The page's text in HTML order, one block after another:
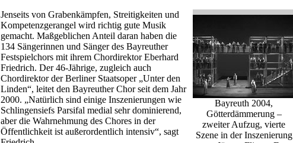
Bayreuth 2004,
Götterdämmerung –
zweiter Aufzug, vierte
Szene in der Inszenierung
Jenseits von Grabenkämpfen, Streitigkeiten und
Kompetenzgerangel wird richtig gute Musik
gemacht. Maßgeblichen Anteil daran haben die
134 Sängerinnen und Sänger des Bayreuther
Festspielchors mit ihrem Chordirektor Eberhard
Friedrich. Der 46-Jährige, zugleich auch
Chordirektor der Berliner Staatsoper „Unter den
Linden“, leitet den Bayreuther Chor seit dem Jahr
2000. „Natürlich sind einige Inszenierungen wie
Schlingensiefs Parsifal medial sehr dominierend,
aber die Wahrnehmung des Chores in der
Öffentlichkeit ist außerordentlich intensiv“, sagt